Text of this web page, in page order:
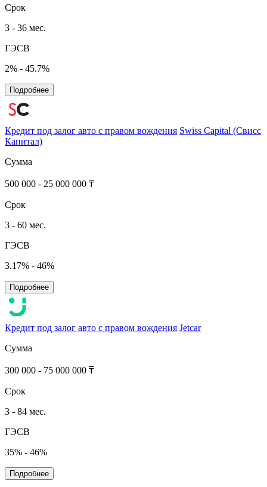
Срок
3 - 36 мес.
ГЭСВ
2% - 45.7%
Подробнее
Кредит под залог авто с правом вождения Swiss Сapital (Свисс
Капитал)
Сумма
500 000 - 25 000 000 ₸
Срок
3 - 60 мес.
ГЭСВ
3.17% - 46%
Подробнее
Кредит под залог авто с правом вождения Jetcar
Сумма
300 000 - 75 000 000 ₸
Срок
3 - 84 мес.
ГЭСВ
35% - 46%
Подробнее